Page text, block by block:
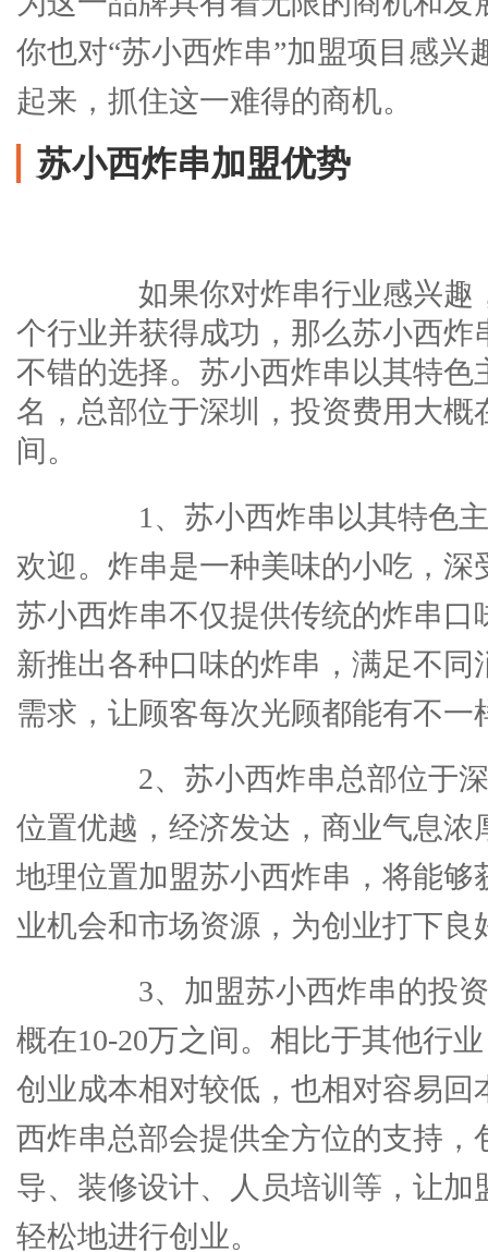
你也对“苏小西炸串”加盟项目感兴
起来，抓住这一难得的商机。
苏小西炸串加盟优势
如果你对炸串行业感兴趣
个行业并获得成功，那么苏小西炸
不错的选择。苏小西炸串以其特色
名，总部位于深圳，投资费用大概
间。
1、苏小西炸串以其特色主
欢迎。炸串是一种美味的小吃，深
苏小西炸串不仅提供传统的炸串口
新推出各种口味的炸串，满足不同
需求，让顾客每次光顾都能有不一
2、苏小西炸串总部位于深
位置优越，经济发达，商业气息浓
地理位置加盟苏小西炸串，将能够
业机会和市场资源，为创业打下良
3、加盟苏小西炸串的投资
概在10-20万之间。相比于其他行
创业成本相对较低，也相对容易回
西炸串总部会提供全方位的支持，
导、装修设计、人员培训等，让加
轻松地进行创业。